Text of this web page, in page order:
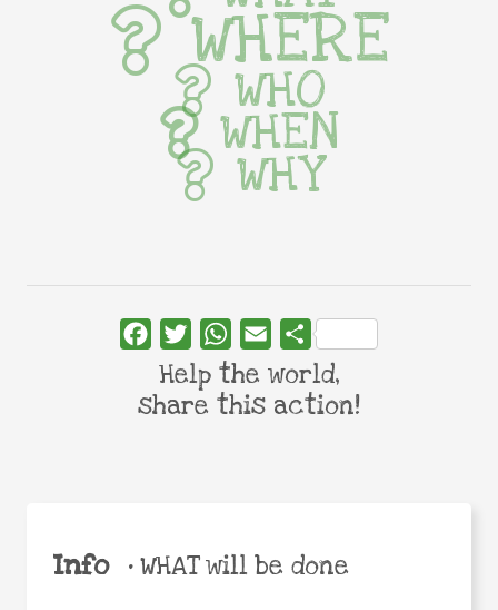
Info •WHAT will be done
WHERE
WHO
WHEN
WHY
FacebookTwitterWhatsApp
Email Share
Help the world,
share this action!